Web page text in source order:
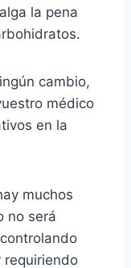
la pena
cambio,
médico
en la
muchos
no será
requiriendo